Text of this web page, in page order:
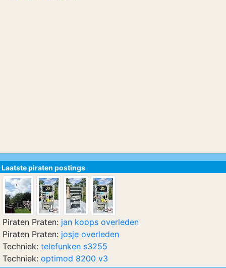
Laatste piraten postings
Piraten Praten: jan koops overleden
Piraten Praten: josje overleden
Techniek: telefunken s3255
Techniek: optimod 8200 v3